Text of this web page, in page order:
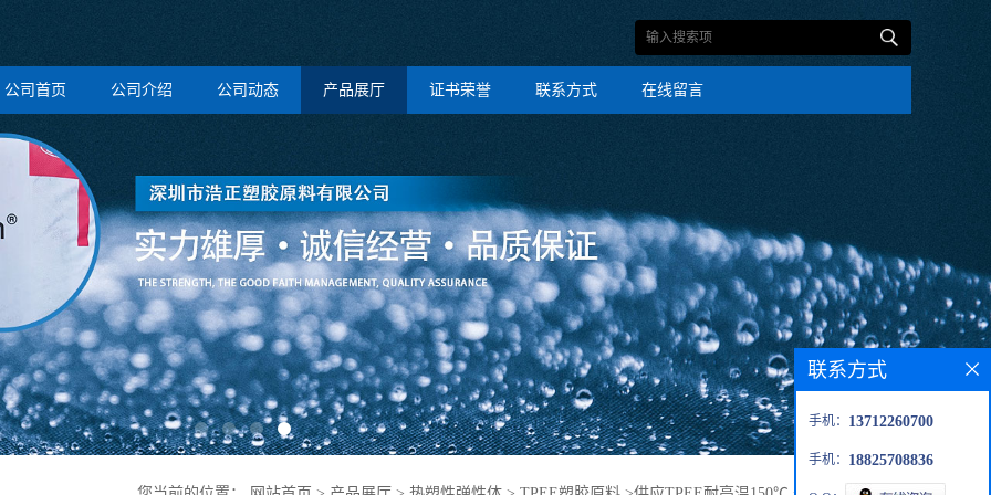
公司首页 公司介绍 公司动态 产品展厅 证书荣誉 联系方式 在线留言
联系方式
手机： 13712260700
手机： 18825708836